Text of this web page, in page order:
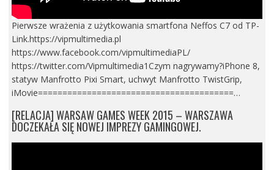
Pierwsze wrażenia z użytkowania smartfona Neffos C7 od TP-
Link.https://vipmultimedia.pl
https://www.facebook.com/vipmultimediaPL/
https://twitter.com/Vipmultimedia1Czym nagrywamy?iPhone 8,
statyw Manfrotto Pixi Smart, uchwyt Manfrotto TwistGrip,
iMovie========================================…
[RELACJA] WARSAW GAMES WEEK 2015 – WARSZAWA
DOCZEKAŁA SIĘ NOWEJ IMPREZY GAMINGOWEJ.